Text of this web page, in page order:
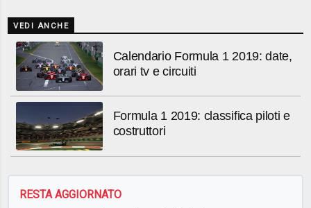
VEDI ANCHE
Calendario Formula 1 2019: date,
orari tv e circuiti
Formula 1 2019: classifica piloti e
costruttori
RESTA AGGIORNATO